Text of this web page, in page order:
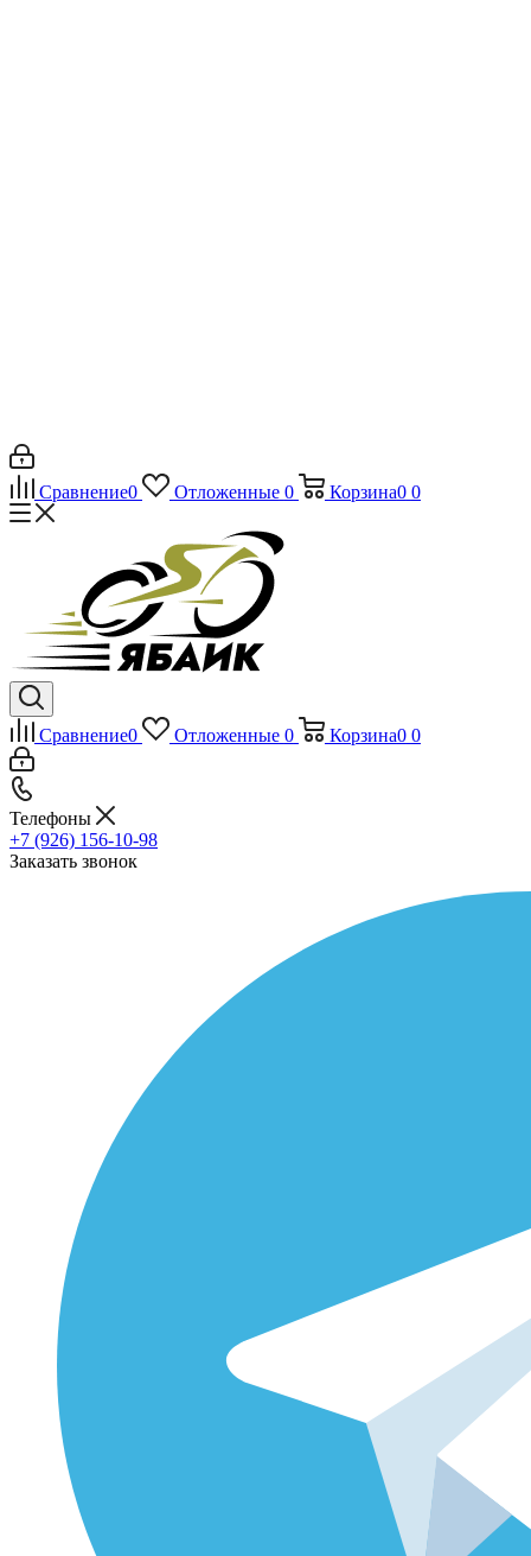
Сравнение0 Отложенные 0 Корзина0 0
Сравнение0 Отложенные 0 Корзина0 0
Телефоны
+7 (926) 156-10-98
Заказать звонок